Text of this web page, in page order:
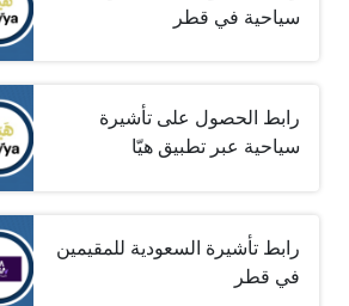
سياحية في قطر
رابط الحصول على تأشيرة
سياحية عبر تطبيق هيّا
رابط تأشيرة السعودية للمقيمين
في قطر